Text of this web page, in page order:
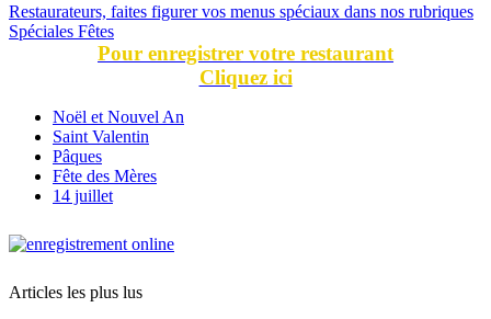
Restaurateurs, faites figurer vos menus spéciaux dans nos rubriques
Spéciales Fêtes
Pour enregistrer votre restaurant
Cliquez ici
Noël et Nouvel An
Saint Valentin
Pâques
Fête des Mères
14 juillet
Articles les plus lus